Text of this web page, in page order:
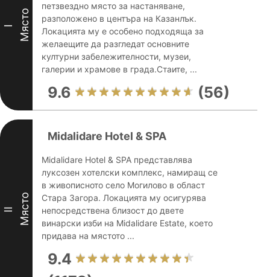
I Място
петзвездно място за настаняване,
разположено в центъра на Казанлък.
Локацията му е особено подходяща за
желаещите да разгледат основните
културни забележителности, музеи,
галерии и храмове в града.Стаите, ...
9.6 (56)
II Място
Midalidare Hotel & SPA
Midalidare Hotel & SPA представлява
луксозен хотелски комплекс, намиращ се
в живописното село Могилово в област
Стара Загора. Локацията му осигурява
непосредствена близост до двете
винарски изби на Midalidare Estate, което
придава на мястото ...
9.4